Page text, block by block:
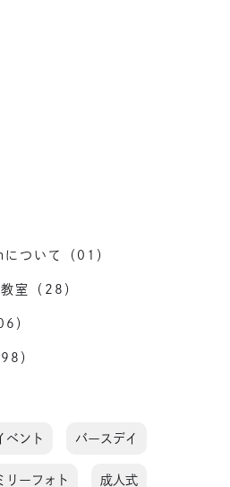
ついて（01）
室（28）
）
）
ベント バースデイ
リーフォト 成人式